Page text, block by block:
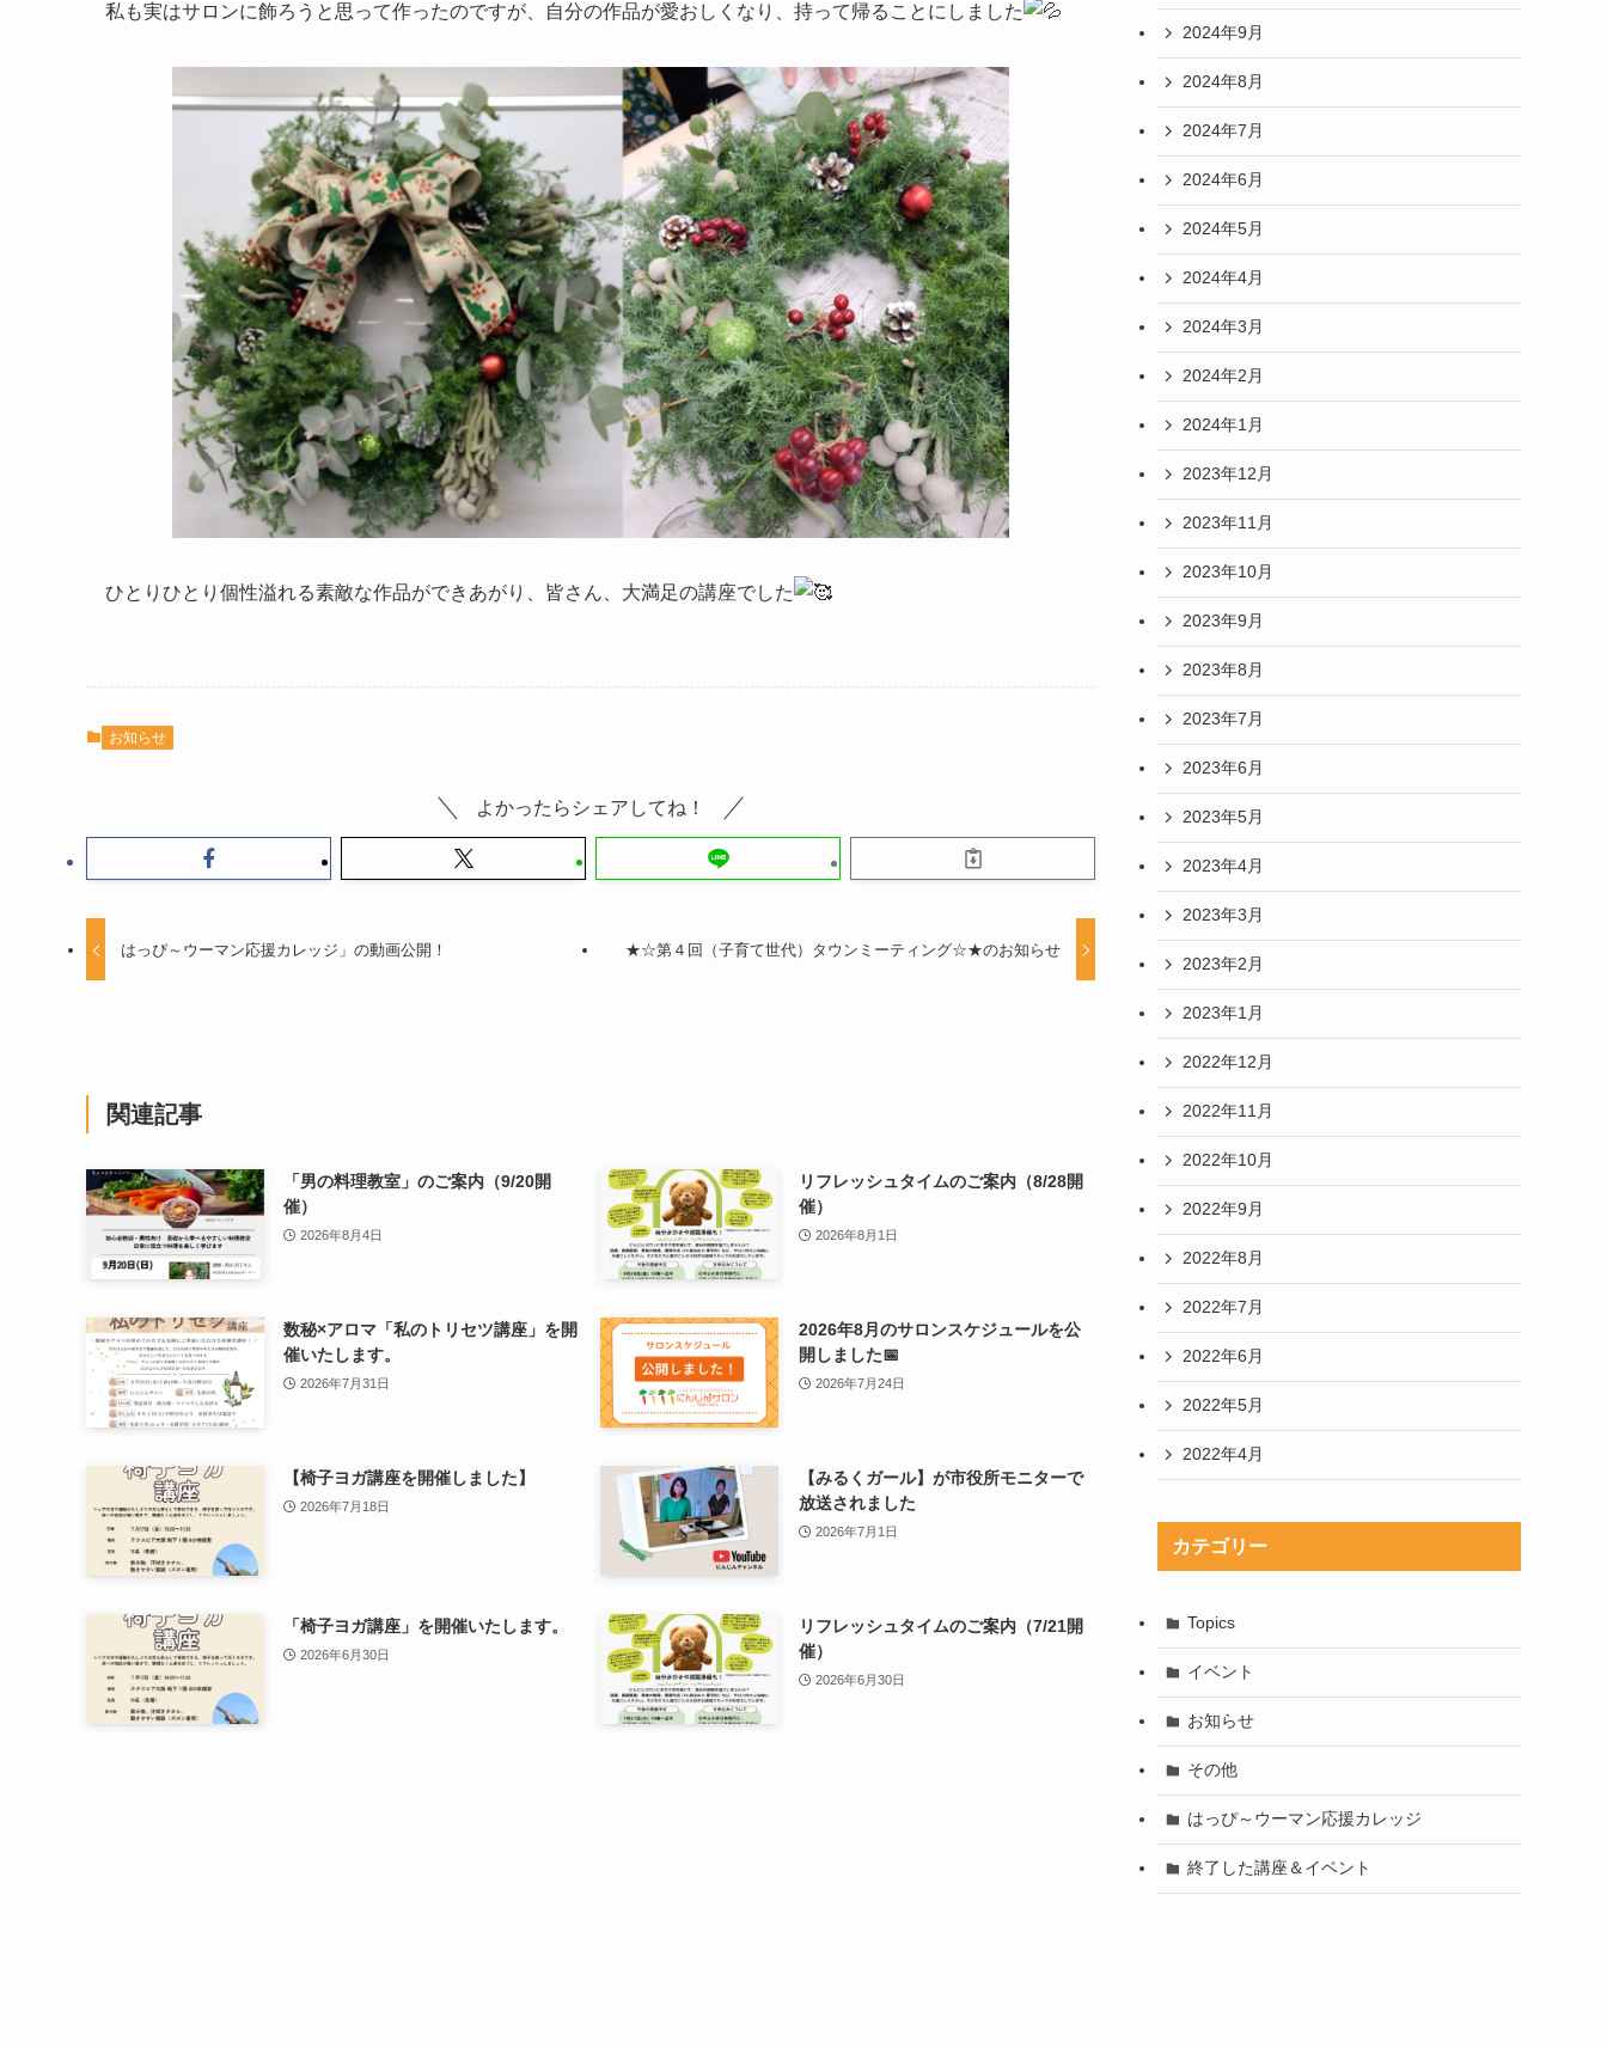
私も実はサロンに飾ろうと思って作ったのですが、自分の作品が愛おしくなり、持って帰ることにしました
ひとりひとり個性溢れる素敵な作品ができあがり、皆さん、大満足の講座でした
お知らせ
よかったらシェアしてね！
はっぴ～ウーマン応援カレッジ」の動画公開！ ★☆第４回（子育て世代）タウンミーティング☆★のお知らせ
関連記事
「男の料理教室」のご案内（9/20開
催）
2026年8月4日
リフレッシュタイムのご案内（8/28開
催）
2026年8月1日
数秘×アロマ「私のトリセツ講座」を開
催いたします。
2026年7月31日
2026年8月のサロンスケジュールを公
開しました📅
2026年7月24日
【椅子ヨガ講座を開催しました】
2026年7月18日
【みるくガール】が市役所モニターで
放送されました
2026年7月1日
「椅子ヨガ講座」を開催いたします。
2026年6月30日
リフレッシュタイムのご案内（7/21開
催）
2026年6月30日
2024年9月
2024年8月
2024年7月
2024年6月
2024年5月
2024年4月
2024年3月
2024年2月
2024年1月
2023年12月
2023年11月
2023年10月
2023年9月
2023年8月
2023年7月
2023年6月
2023年5月
2023年4月
2023年3月
2023年2月
2023年1月
2022年12月
2022年11月
2022年10月
2022年9月
2022年8月
2022年7月
2022年6月
2022年5月
2022年4月
カテゴリー
Topics
イベント
お知らせ
その他
はっぴ～ウーマン応援カレッジ
終了した講座＆イベント